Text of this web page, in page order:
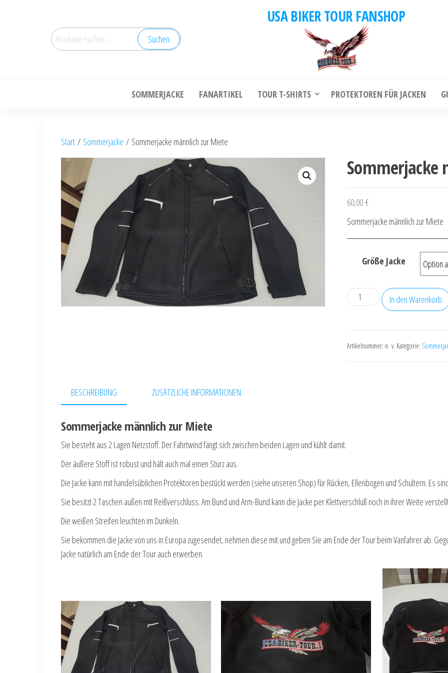
Suchen
nach:
Suchen
USA BIKER TOUR FANSHOP
SOMMERJACKE FANARTIKEL TOUR T-SHIRTS PROTEKTOREN FÜR JACKEN
Start / Sommerjacke / Sommerjacke männlich zur Miete
Sommerjacke
60,00 €
Sommerjacke männlich zur Miete
Größe Jacke
Sommerjacke
männlich
Menge
In den Warenkorb
Artikelnummer: n. v. Kategorie:
BESCHREIBUNG ZUSÄTZLICHE INFORMATIONEN
Sommerjacke männlich zur Miete
Sie besteht aus 2 Lagen Netzstoff. Der Fahrtwind fängt sich zwischen beiden Lagen und kühlt damit.
Der äußere Stoff ist robust und hält auch mal einen Sturz aus.
Die Jacke kann mit handelsüblichen Protektoren bestückt werden (siehe unseren Shop) für Rücken, Ellenbogen und Schultern. Es
Sie besitzt 2 Taschen außen mit Reißverschluss. Am Bund und Arm-Bund kann die Jacke per Klettverschluß noch in ihrer Weite
Die weißen Streifen leuchten im Dunkeln.
Sie bekommen die Jacke von uns in Europa zugesendet, nehmen diese mit und geben Sie am Ende der Tour beim Vanfahrer ab.
Jacke natürlich am Ende der Tour auch erwerben.